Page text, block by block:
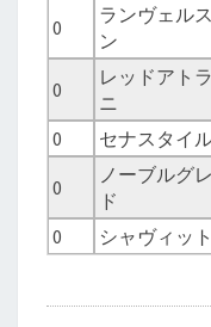
0
ランヴェル
ン
0
レッドアト
ニ
0 セナスタイ
0
ノーブルグ
ド
0 シャヴィット